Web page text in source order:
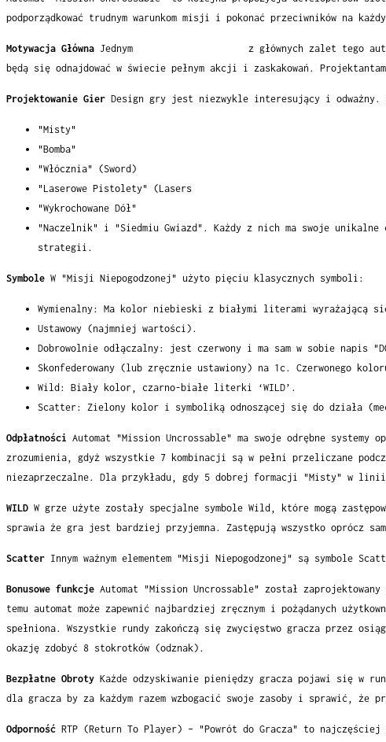
podporządkować trudnym warunkom misji i pokonać przeciwników na
Motywacja Główna Jednym
z głównych zalet tego
będą się odnajdować w świecie pełnym akcji i zaskakowań.
Projektowanie Gier Design gry jest niezwykle interesujący i odważny.
"Misty"
"Bomba"
"Włócznia" (Sword)
"Laserowe Pistolety" (Lasers
"Wykrochowane Dół"
"Naczelnik" i "Siedmiu Gwiazd". Każdy z nich ma swoje
strategii.
Symbole W "Misji Niepogodzonej" użyto pięciu klasycznych symboli:
Wymienalny: Ma kolor niebieski z białymi literami wyrażającą
Ustawowy (najmniej wartości).
Dobrowolnie odłączalny: jest czerwony i ma sam w sobie napis
Skonfederowany (lub zręcznie ustawiony) na 1c. Czerwonego
Wild: Biały kolor, czarno-białe literki ‘WILD’.
Scatter: Zielony kolor i symboliką odnoszącej się do działa
Odpłatności Automat "Mission Uncrossable" ma swoje odrębne
zrozumienia, gdyż wszystkie 7 kombinacji są w pełni przeliczane
niezaprzeczalne. Dla przykładu, gdy 5 dobrej formacji "Misty" w
WILD W grze użyte zostały specjalne symbole Wild, które mogą
sprawia że gra jest bardziej przyjemna. Zastępują wszystko oprócz
Scatter Innym ważnym elementem "Misji Niepogodzonej" są symbole
Bonusowe funkcje Automat "Mission Uncrossable" został
temu automat może zapewnić najbardziej zręcznym i pożądanych
spełniona. Wszystkie rundy zakończą się zwycięstwo gracza przez
okazję zdobyć 8 stokrotków (odznak).
Bezpłatne Obroty Każde odzyskiwanie pieniędzy gracza pojawi się w
dla gracza by za każdym razem wzbogacić swoje zasoby i sprawić, że
Odporność RTP (Return To Player) – "Powrót do Gracza" to